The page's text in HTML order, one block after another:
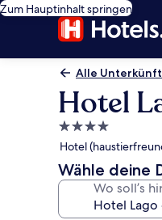
Zum Hauptinhalt springen
Alle
Hotel
4.0-
Sterne-
Unterkunft
Hotel
Wähle deine
Wo soll’s